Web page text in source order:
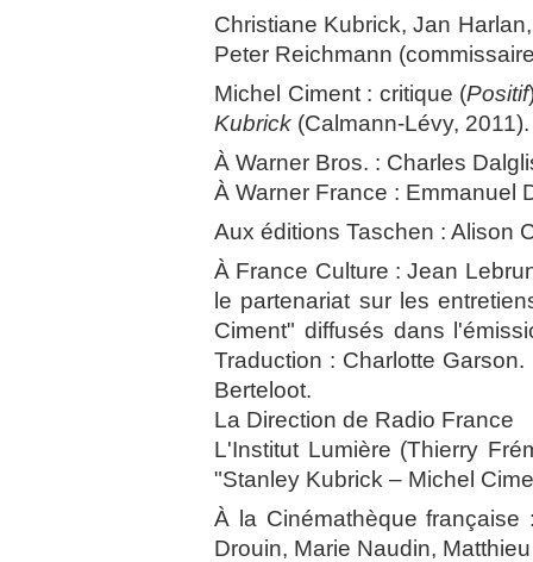
Christiane Kubrick, Jan
Peter Reichmann
Michel Ciment : critique (Positif
Kubrick (Calmann-Lévy, 2011).
À Warner Bros. : Charles
À Warner France : Emmanuel
Aux éditions Taschen : Alison
À France Culture : Jean
le partenariat sur les
Ciment" diffusés dans
Traduction : Charlotte
Berteloot.
La Direction de Radio France
L'Institut Lumière (Thierry
"Stanley Kubrick – Michel
À la Cinémathèque française
Drouin, Marie Naudin,